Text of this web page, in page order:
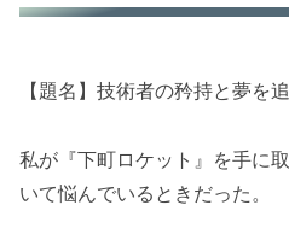
【題名】技術者の矜持と夢を
私が『下町ロケット』を手に
いて悩んでいるときだった。